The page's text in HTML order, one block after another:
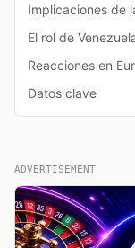
Implicaciones de
El rol de
Reacciones en
Datos clave
ADVERTISEMENT